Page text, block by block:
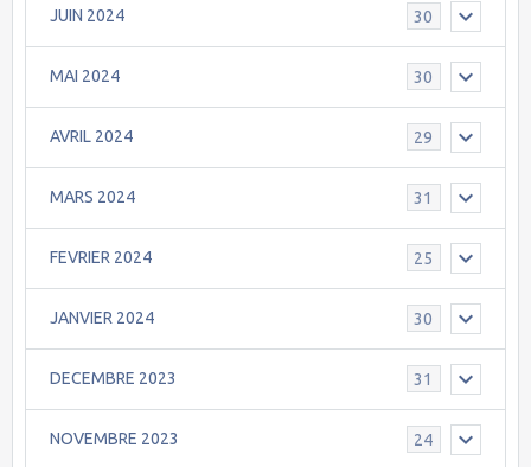
JUIN 2024 30
MAI 2024 30
AVRIL 2024 29
MARS 2024 31
FEVRIER 2024 25
JANVIER 2024 30
DECEMBRE 2023 31
NOVEMBRE 2023 24